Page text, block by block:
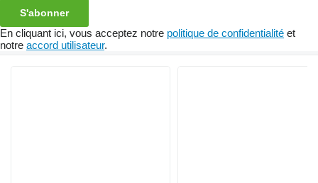
S'abonner
En cliquant ici, vous acceptez notre politique de confidentialité et
notre accord utilisateur.